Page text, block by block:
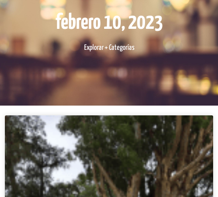
febrero 10, 2023
Explorar + Categorías